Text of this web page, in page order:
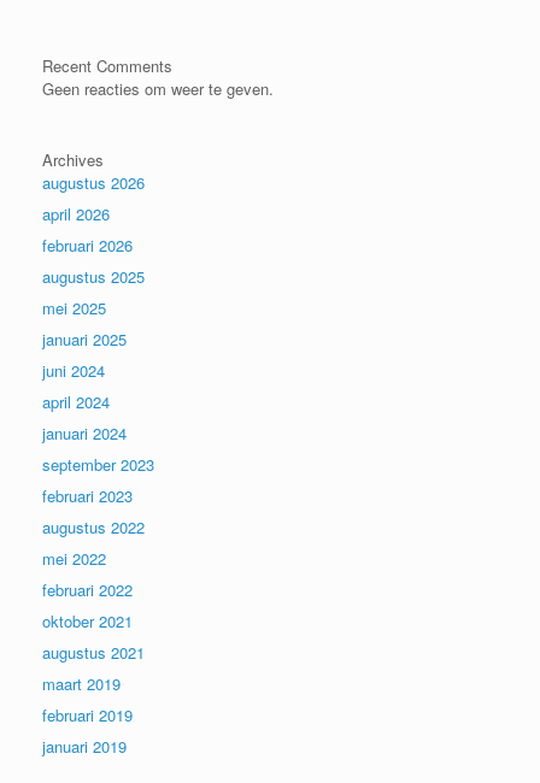
Recent Comments
Geen reacties om weer te geven.
Archives
augustus 2026
april 2026
februari 2026
augustus 2025
mei 2025
januari 2025
juni 2024
april 2024
januari 2024
september 2023
februari 2023
augustus 2022
mei 2022
februari 2022
oktober 2021
augustus 2021
maart 2019
februari 2019
januari 2019